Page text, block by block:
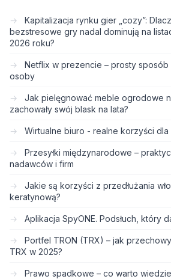
Kapitalizacja rynku gier „cozy”:
bezstresowe gry nadal dominują na
2026 roku?
Netflix w prezencie – prosty sposób
osoby
Jak pielęgnować meble ogrodowe
zachowały swój blask na lata?
Wirtualne biuro - realne korzyści dla
Przesyłki międzynarodowe –
nadawców i firm
Jakie są korzyści z przedłużania
keratynową?
Aplikacja SpyONE. Podsłuch, który
Portfel TRON (TRX) – jak
TRX w 2025?
Prawo spadkowe – co warto